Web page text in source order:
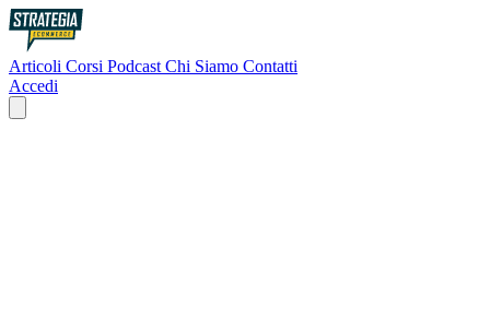
Articoli Corsi Podcast Chi Siamo Contatti
Accedi